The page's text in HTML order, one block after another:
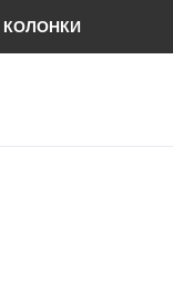
КОЛОНКИ